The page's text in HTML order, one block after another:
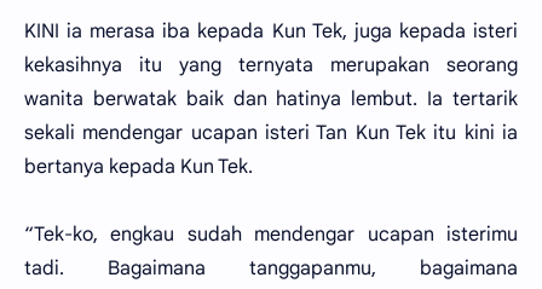
KINI ia merasa iba kepada Kun Tek, juga kepada isteri
kekasihnya itu yang ternyata merupakan seorang
wanita berwatak baik dan hatinya lembut. Ia tertarik
sekali mendengar ucapan isteri Tan Kun Tek itu kini ia
bertanya kepada Kun Tek.
“Tek-ko, engkau sudah mendengar ucapan isterimu
tadi. Bagaimana tanggapanmu, bagaimana